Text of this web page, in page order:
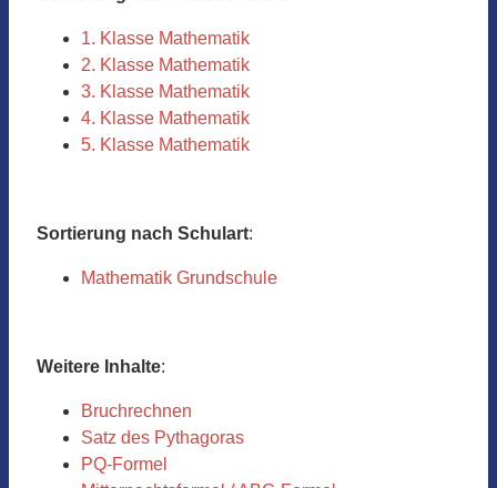
1. Klasse Mathematik
2. Klasse Mathematik
3. Klasse Mathematik
4. Klasse Mathematik
5. Klasse Mathematik
Sortierung nach Schulart:
Mathematik Grundschule
Weitere Inhalte:
Bruchrechnen
Satz des Pythagoras
PQ-Formel